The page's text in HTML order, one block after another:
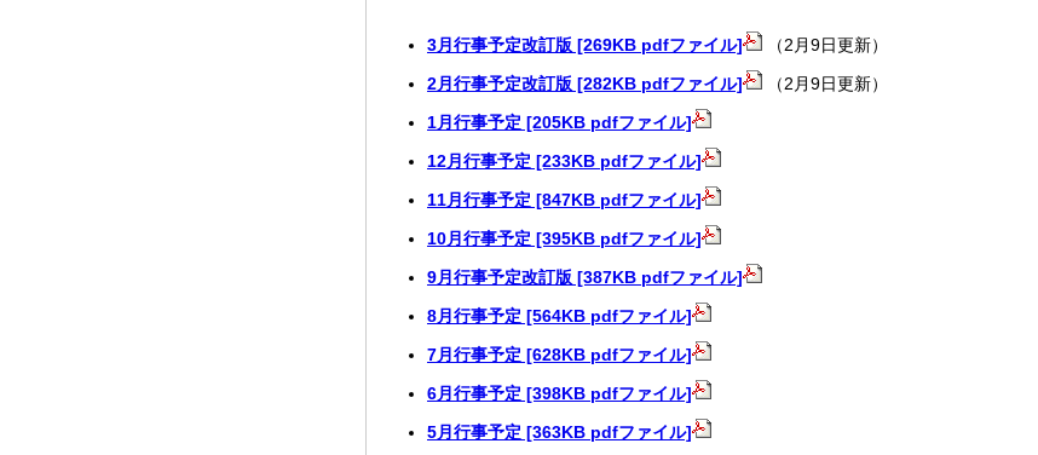
3月行事予定改訂版 [269KB pdfファイル]
（2月9日更新）
2月行事予定改訂版 [282KB pdfファイル]
（2月9日更新）
1月行事予定 [205KB pdfファイル]
12月行事予定 [233KB pdfファイル]
11月行事予定 [847KB pdfファイル]
10月行事予定 [395KB pdfファイル]
9月行事予定改訂版 [387KB pdfファイル]
8月行事予定 [564KB pdfファイル]
7月行事予定 [628KB pdfファイル]
6月行事予定 [398KB pdfファイル]
5月行事予定 [363KB pdfファイル]